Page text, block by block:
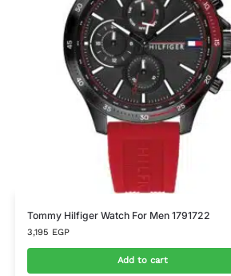
Tommy Hilfiger Watch For Men 1791722
3,195 EGP
Add to cart